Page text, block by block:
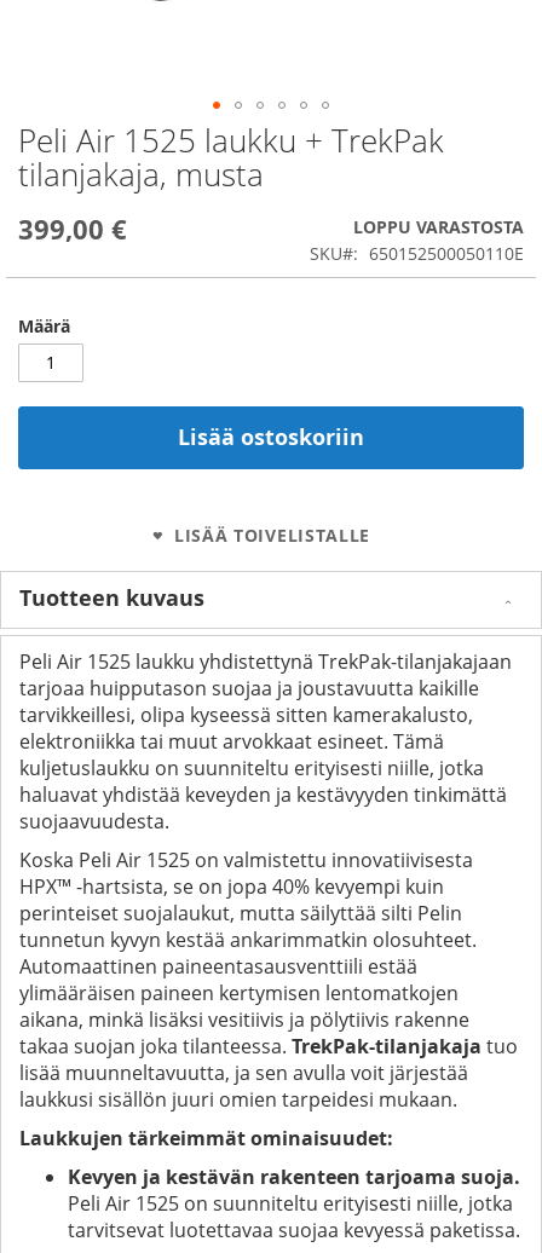
Peli Air 1525 laukku + TrekPak
tilanjakaja, musta
399,00 €
LOPPU VARASTOSTA
SKU
650152500050110E
Määrä
Lisää ostoskoriin
LISÄÄ TOIVELISTALLE
Skip
to
the
of
Tuotteen kuvaus
Peli Air 1525 laukku yhdistettynä TrekPak-tilanjakajaan
tarjoaa huipputason suojaa ja joustavuutta kaikille
tarvikkeillesi, olipa kyseessä sitten kamerakalusto,
elektroniikka tai muut arvokkaat esineet. Tämä
kuljetuslaukku on suunniteltu erityisesti niille, jotka
haluavat yhdistää keveyden ja kestävyyden tinkimättä
suojaavuudesta.
Koska Peli Air 1525 on valmistettu innovatiivisesta
HPX™ -hartsista, se on jopa 40% kevyempi kuin
perinteiset suojalaukut, mutta säilyttää silti Pelin
tunnetun kyvyn kestää ankarimmatkin olosuhteet.
Automaattinen paineentasausventtiili estää
ylimääräisen paineen kertymisen lentomatkojen
aikana, minkä lisäksi vesitiivis ja pölytiivis rakenne
takaa suojan joka tilanteessa. TrekPak-tilanjakaja tuo
lisää muunneltavuutta, ja sen avulla voit järjestää
laukkusi sisällön juuri omien tarpeidesi mukaan.
Laukkujen tärkeimmät ominaisuudet:
Kevyen ja kestävän rakenteen tarjoama suoja.
Peli Air 1525 on suunniteltu erityisesti niille, jotka
tarvitsevat luotettavaa suojaa kevyessä paketissa.